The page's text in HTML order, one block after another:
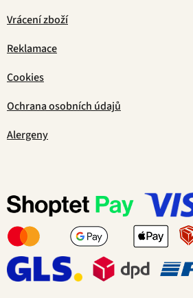
Vrácení zboží
Reklamace
Cookies
Ochrana osobních údajů
Alergeny